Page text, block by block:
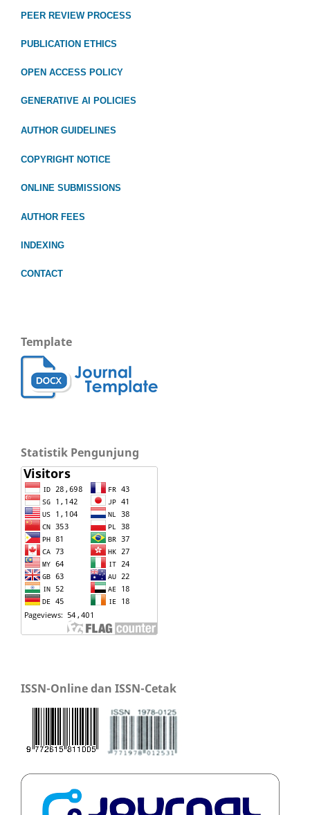
PEER REVIEW PROCESS
PUBLICATION ETHICS
OPEN ACCESS POLICY
GENERATIVE AI POLICIES
AUTHOR GUIDELINES
COPYRIGHT NOTICE
ONLINE SUBMISSIONS
AUTHOR FEES
INDEXING
CONTACT
Template
Statistik Pengunjung
ISSN-Online dan ISSN-Cetak